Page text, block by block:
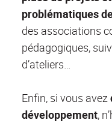
problématiques
des associations
pédagogiques,
d’ateliers…
Enfin, si vous avez
développement,